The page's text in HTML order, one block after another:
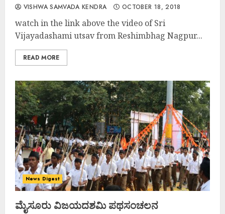
VISHWA SAMVADA KENDRA OCTOBER 18, 2018
watch in the link above the video of Sri
Vijayadashami utsav from Reshimbhag Nagpur...
READ MORE
News Digest
ಮೈಸೂರು ವಿಜಯದಶಮಿ ಪಥಸಂಚಲನ